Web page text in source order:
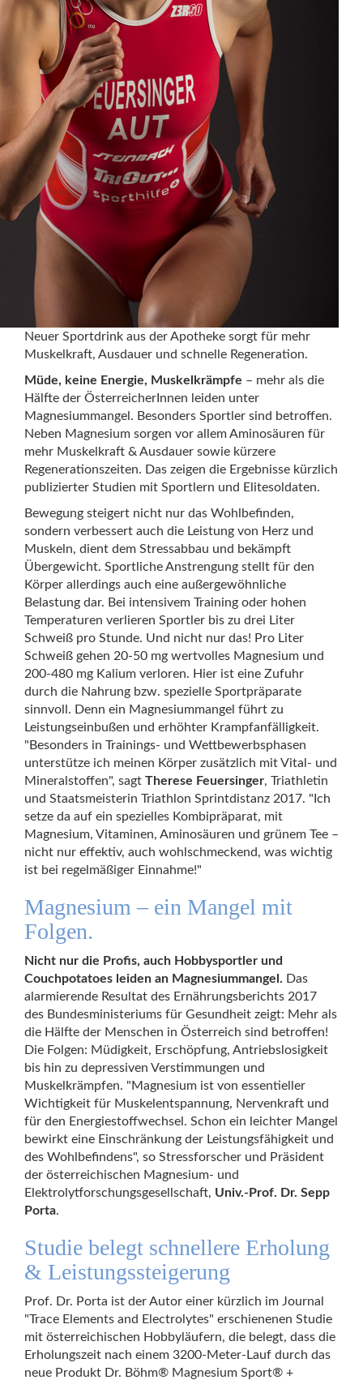
Neuer Sportdrink aus der Apotheke sorgt für mehr
Muskelkraft, Ausdauer und schnelle Regeneration.
Müde, keine Energie, Muskelkrämpfe – mehr als die
Hälfte der ÖsterreicherInnen leiden unter
Magnesiummangel. Besonders Sportler sind betroffen.
Neben Magnesium sorgen vor allem Aminosäuren für
mehr Muskelkraft & Ausdauer sowie kürzere
Regenerationszeiten. Das zeigen die Ergebnisse kürzlich
publizierter Studien mit Sportlern und Elitesoldaten.
Bewegung steigert nicht nur das Wohlbefinden,
sondern verbessert auch die Leistung von Herz und
Muskeln, dient dem Stressabbau und bekämpft
Übergewicht. Sportliche Anstrengung stellt für den
Körper allerdings auch eine außergewöhnliche
Belastung dar. Bei intensivem Training oder hohen
Temperaturen verlieren Sportler bis zu drei Liter
Schweiß pro Stunde. Und nicht nur das! Pro Liter
Schweiß gehen 20-50 mg wertvolles Magnesium und
200-480 mg Kalium verloren. Hier ist eine Zufuhr
durch die Nahrung bzw. spezielle Sportpräparate
sinnvoll. Denn ein Magnesiummangel führt zu
Leistungseinbußen und erhöhter Krampfanfälligkeit.
"Besonders in Trainings- und Wettbewerbsphasen
unterstütze ich meinen Körper zusätzlich mit Vital- und
Mineralstoffen", sagt Therese Feuersinger, Triathletin
und Staatsmeisterin Triathlon Sprintdistanz 2017. "Ich
setze da auf ein spezielles Kombipräparat, mit
Magnesium, Vitaminen, Aminosäuren und grünem Tee –
nicht nur effektiv, auch wohlschmeckend, was wichtig
ist bei regelmäßiger Einnahme!"
Magnesium – ein Mangel mit
Folgen.
Nicht nur die Profis, auch Hobbysportler und
Couchpotatoes leiden an Magnesiummangel. Das
alarmierende Resultat des Ernährungsberichts 2017
des Bundesministeriums für Gesundheit zeigt: Mehr als
die Hälfte der Menschen in Österreich sind betroffen!
Die Folgen: Müdigkeit, Erschöpfung, Antriebslosigkeit
bis hin zu depressiven Verstimmungen und
Muskelkrämpfen. "Magnesium ist von essentieller
Wichtigkeit für Muskelentspannung, Nervenkraft und
für den Energiestoffwechsel. Schon ein leichter Mangel
bewirkt eine Einschränkung der Leistungsfähigkeit und
des Wohlbefindens", so Stressforscher und Präsident
der österreichischen Magnesium- und
Elektrolytforschungsgesellschaft, Univ.-Prof. Dr. Sepp
Porta.
Studie belegt schnellere Erholung
& Leistungssteigerung
Prof. Dr. Porta ist der Autor einer kürzlich im Journal
"Trace Elements and Electrolytes" erschienenen Studie
mit österreichischen Hobbyläufern, die belegt, dass die
Erholungszeit nach einem 3200-Meter-Lauf durch das
neue Produkt Dr. Böhm® Magnesium Sport® +